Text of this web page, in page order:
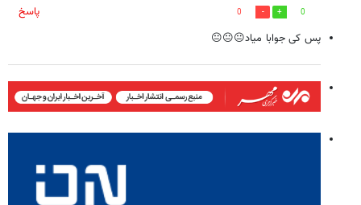
0
0
پاسخ
پس کی جوابا میاد😐😐😐